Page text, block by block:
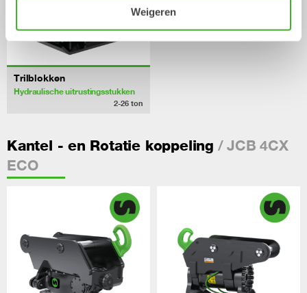
Weigeren
Trilblokken
Hydraulische uitrustingsstukken
2-26 ton
Kantel - en Rotatie koppeling / JCB 4CX
ECO